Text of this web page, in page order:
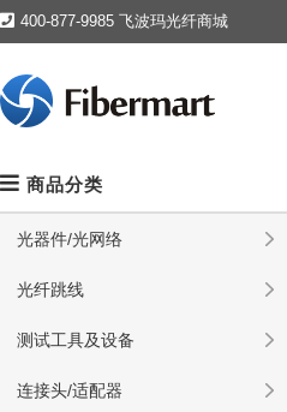
400-877-9985 飞波玛光纤商城
商品分类
光器件/光网络
光纤跳线
测试工具及设备
连接头/适配器